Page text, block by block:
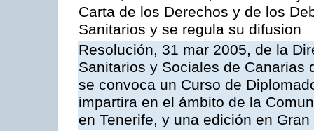
Carta de los Derechos y de los
Sanitarios y se regula su difusion
Resolución, 31 mar 2005, de la
Sanitarios y Sociales de Canarias
se convoca un Curso de
impartira en el ámbito de la
en Tenerife, y una edición en